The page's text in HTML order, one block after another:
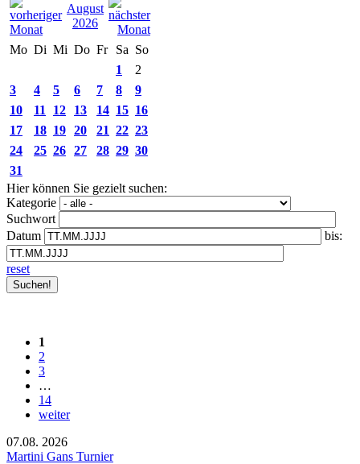
August
2026
Mo Di Mi Do Fr Sa So
1
2
3
4 5 6 7 8
9
10
11 12 13 14 15 16
17
18 19 20 21 22 23
24
25 26 27 28 29 30
31
Hier können Sie gezielt suchen:
Kategorie
Suchwort
Datum
bis:
reset
1
2
3
…
14
weiter
07.08. 2026
Martini Gans Turnier